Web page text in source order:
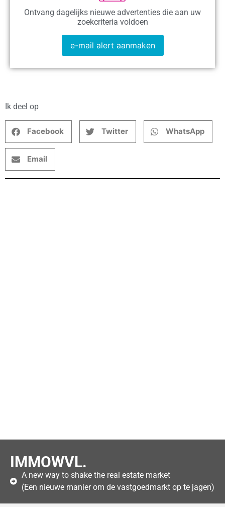
Ontvang dagelijks nieuwe advertenties die aan uw
zoekcriteria voldoen
e-mail alert aanmaken
Ik deel op
Facebook Twitter WhatsApp
Email
IMMOWVL.
A new way to shake the real estate market
(Een nieuwe manier om de vastgoedmarkt op te jagen)